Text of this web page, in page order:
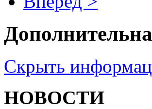
Скрыть
НОВОСТИ